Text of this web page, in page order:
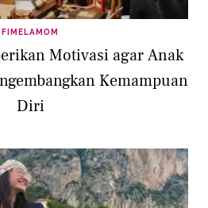
FIMELAMOM
Motivasi agar Anak
Kemampuan
Diri